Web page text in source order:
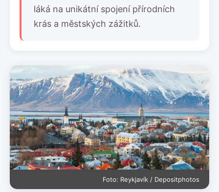
láká na unikátní spojení přírodních
krás a městských zážitků.
Foto: Reykjavík / Depositphotos